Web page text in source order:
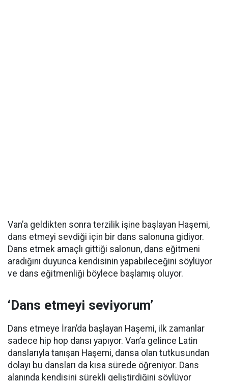
Van’a geldikten sonra terzilik işine başlayan Haşemi,
dans etmeyi sevdiği için bir dans salonuna gidiyor.
Dans etmek amaçlı gittiği salonun, dans eğitmeni
aradığını duyunca kendisinin yapabileceğini söylüyor
ve dans eğitmenliği böylece başlamış oluyor.
‘Dans etmeyi seviyorum’
Dans etmeye İran’da başlayan Haşemi, ilk zamanlar
sadece hip hop dansı yapıyor. Van’a gelince Latin
danslarıyla tanışan Haşemi, dansa olan tutkusundan
dolayı bu dansları da kısa sürede öğreniyor. Dans
alanında kendisini sürekli geliştirdiğini söylüyor